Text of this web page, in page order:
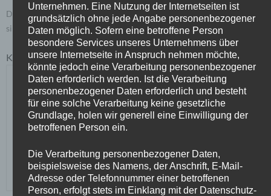
Deine E-Mail-Adresse wird nicht veröffentlicht.
Erforderliche Felder
sind mit*markiert
Kommentar *
Unternehmen. Eine Nutzung der Internetseiten ist
grundsätzlich ohne jede Angabe personenbezogener
Daten möglich. Sofern eine betroffene Person
besondere Services unseres Unternehmens über
unsere Internetseite in Anspruch nehmen möchte,
könnte jedoch eine Verarbeitung personenbezogener
Daten erforderlich werden. Ist die Verarbeitung
personenbezogener Daten erforderlich und besteht
für eine solche Verarbeitung keine gesetzliche
Grundlage, holen wir generell eine Einwilligung der
betroffenen Person ein.
Die Verarbeitung personenbezogener Daten,
beispielsweise des Namens, der Anschrift, E-Mail-
Adresse oder Telefonnummer einer betroffenen
Person, erfolgt stets im Einklang mit der Datenschutz-